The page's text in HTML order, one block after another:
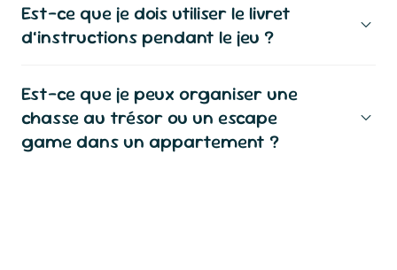
Est-ce que je dois utiliser le livret
d’instructions pendant le jeu ?
Est-ce que je peux organiser une
chasse au trésor ou un escape
game dans un appartement ?